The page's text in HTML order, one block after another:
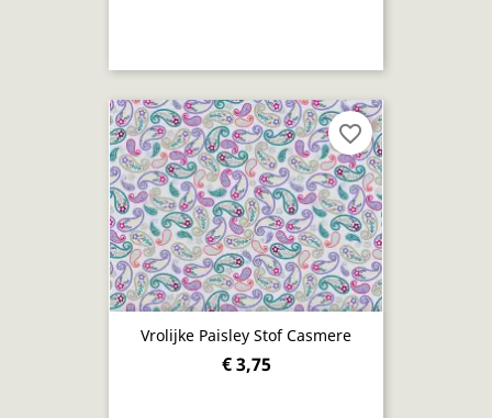
Vrolijke Paisley Stof Casmere
€ 3,75
favorite_border